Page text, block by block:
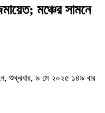
মঞ্চের সামনে
শুক্রবার, ৯ মে ২০২৫ ১৪৯ বার